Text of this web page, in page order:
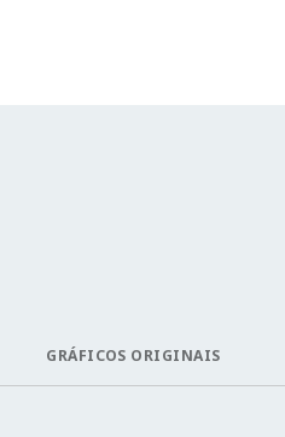
GRÁFICOS ORIGINAIS